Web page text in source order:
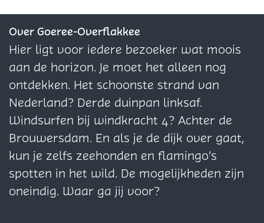
z
e
p
a
g
i
n
a
o
p
F
z
e
p
a
g
i
n
a
o
p
X
z
e
p
a
g
i
n
a
o
p
W
Over Goeree-Overflakkee
Hier ligt voor iedere bezoeker wat moois
aan de horizon. Je moet het alleen nog
ontdekken. Het schoonste strand van
Nederland? Derde duinpan linksaf.
Windsurfen bij windkracht 4? Achter de
Brouwersdam. En als je de dijk over gaat,
kun je zelfs zeehonden en flamingo’s
spotten in het wild. De mogelijkheden zijn
oneindig. Waar ga jij voor?